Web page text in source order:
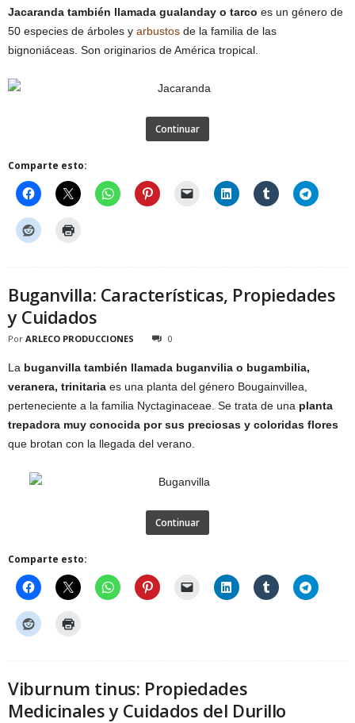
Jacaranda también llamada gualanday o tarco es un género de
50 especies de árboles y arbustos de la familia de las
bignoniáceas. Son originarios de América tropical.
Continuar
Comparte esto:
Buganvilla: Características, Propiedades
y Cuidados
Por ARLECO PRODUCCIONES 0
La buganvilla también llamada buganvilia o bugambilia,
veranera, trinitaria es una planta del género Bougainvillea,
perteneciente a la familia Nyctaginaceae. Se trata de una planta
trepadora muy conocida por sus preciosas y coloridas flores
que brotan con la llegada del verano.
Continuar
Comparte esto:
Viburnum tinus: Propiedades
Medicinales y Cuidados del Durillo